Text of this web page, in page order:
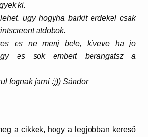
ki.
ugy hogyha barkit erdekel csak
atdobok.
es ne menj bele, kiveve ha jo
es sok embert berangatsz a
fognak jarni :))) Sándor
a cikkek, hogy a legjobban kereső